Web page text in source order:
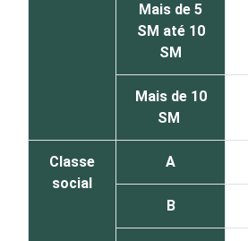
Mais de 5
SM até 10
SM
Mais de 10
SM
Classe
social
A
B